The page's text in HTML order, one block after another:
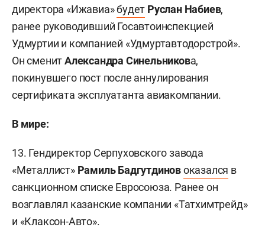
директора «Ижавиа»будет Руслан Набиев,
ранее руководивший Госавтоинспекцией
Удмуртии и компанией «Удмуртавтодорстрой».
Он сменитАлександра Синельникова,
покинувшего пост после аннулирования
сертификата эксплуатанта авиакомпании.
В мире:
13. Гендиректор Серпуховского завода
«Металлист» Рамиль Бадгутдиновоказался в
санкционном списке Евросоюза. Ранее он
возглавлял казанские компании «Татхимтрейд»
и «Клаксон-Авто».